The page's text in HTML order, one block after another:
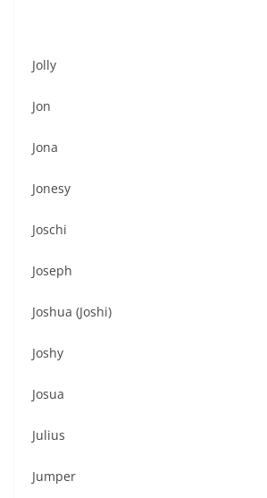
Jolly
Jon
Jona
Jonesy
Joschi
Joseph
Joshua (Joshi)
Joshy
Josua
Julius
Jumper